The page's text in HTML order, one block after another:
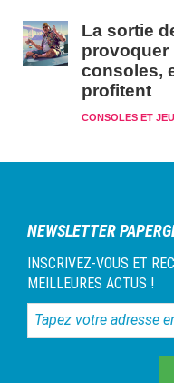
La sortie
provoquer
consoles,
profitent
CONSOLES ET
NEWSLETTER
INSCRIVEZ-VOUS ET
MEILLEURES ACTUS !
Tapez
votre